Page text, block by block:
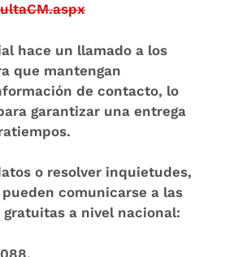
hace un llamado a los
que mantengan
de contacto, lo
garantizar una entrega
o resolver inquietudes,
comunicarse a las
a nivel nacional: